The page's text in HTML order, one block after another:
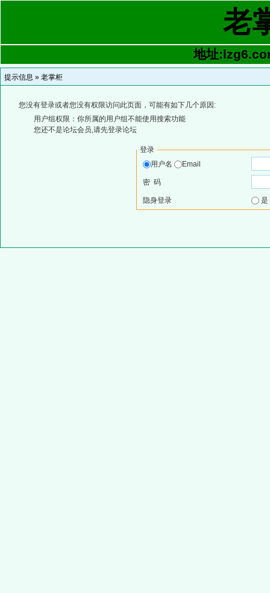
老
地址
提示信息 » 老掌柜
您没有登录或者您没有权限访问此页面，可能有如下几个原因:
用户组权限：你所属的用户组不能使用搜索功能
您还不是论坛会员,请先登录论坛
登录
用户名
Email
密 码
隐身登录